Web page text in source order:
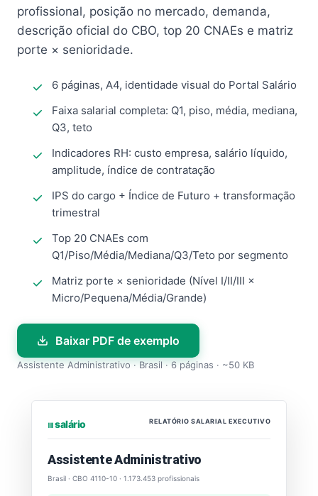
profissional, posição no mercado, demanda,
descrição oficial do CBO, top 20 CNAEs e matriz
porte × senioridade.
6 páginas, A4, identidade visual do Portal Salário
Faixa salarial completa: Q1, piso, média, mediana,
Q3, teto
Indicadores RH: custo empresa, salário líquido,
amplitude, índice de contratação
IPS do cargo + Índice de Futuro + transformação
trimestral
Top 20 CNAEs com
Q1/Piso/Média/Mediana/Q3/Teto por segmento
Matriz porte × senioridade (Nível I/II/III ×
Micro/Pequena/Média/Grande)
Baixar PDF de exemplo
Assistente Administrativo · Brasil · 6 páginas · ~50 KB
⏐⏐⏐ salário RELATÓRIO SALARIAL EXECUTIVO
Assistente Administrativo
Brasil · CBO 4110-10 · 1.173.453 profissionais